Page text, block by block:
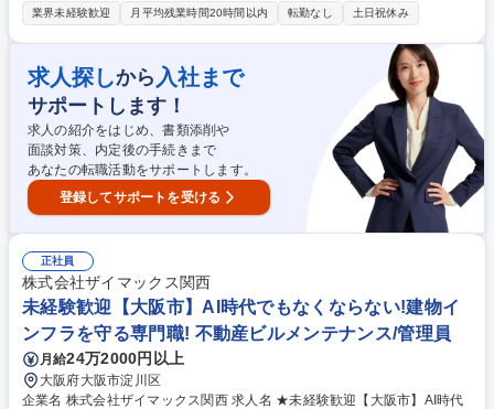
理、警備、清掃、工事等の各ビルマネジメント業務、ファシリティマネジ
常駐物件における設備の定期点検、設備異常監視・対応、テナントクレー
ム対応、オーナー報告対応など■巡回設備管理業務：複数物件の定期巡回
点検、設備異常突発対応、テナントクレーム対応、オーナー報告対応など
■修繕資産維持業務：工事計画の立案（補助）、見積の査定、修繕発注、
完了確認など■建物管理統括業務：自社従業員や協力業者様のQCマネジメ
ントなど 募集職種 【札幌市/ビルメンテナンス】転勤無★未経験者歓迎★
福利厚生◎
業界未経験歓迎 月平均残業時間20時間以内 転勤なし 土日祝休み
求人探しから 入社まで
サポートします！
求人の紹介をはじめ、書類添削や
面談対策、内定後の手続きまで
あなたの転職活動をサポートします。
登録してサポートを受ける
正社員
株式会社ザイマックス関西
未経験歓迎【大阪市】AI時代でもなくならない!建物イ
ンフラを守る専門職! 不動産ビルメンテナンス/管理員
月給24万2000円以上
大阪府大阪市淀川区
企業名 株式会社ザイマックス関西 求人名 ★未経験歓迎【大阪市】AI時代